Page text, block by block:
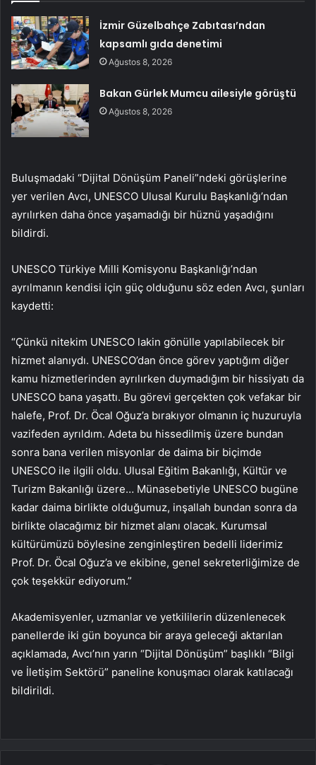
İzmir Güzelbahçe Zabıtası’ndan
kapsamlı gıda denetimi
Ağustos 8, 2026
Bakan Gürlek Mumcu ailesiyle görüştü
Ağustos 8, 2026
Buluşmadaki “Dijital Dönüşüm Paneli”ndeki görüşlerine
yer verilen Avcı, UNESCO Ulusal Kurulu Başkanlığı’ndan
ayrılırken daha önce yaşamadığı bir hüznü yaşadığını
bildirdi.
UNESCO Türkiye Milli Komisyonu Başkanlığı’ndan
ayrılmanın kendisi için güç olduğunu söz eden Avcı, şunları
kaydetti:
“Çünkü nitekim UNESCO lakin gönülle yapılabilecek bir
hizmet alanıydı. UNESCO’dan önce görev yaptığım diğer
kamu hizmetlerinden ayrılırken duymadığım bir hissiyatı da
UNESCO bana yaşattı. Bu görevi gerçekten çok vefakar bir
halefe, Prof. Dr. Öcal Oğuz’a bırakıyor olmanın iç huzuruyla
vazifeden ayrıldım. Adeta bu hissedilmiş üzere bundan
sonra bana verilen misyonlar de daima bir biçimde
UNESCO ile ilgili oldu. Ulusal Eğitim Bakanlığı, Kültür ve
Turizm Bakanlığı üzere… Münasebetiyle UNESCO bugüne
kadar daima birlikte olduğumuz, inşallah bundan sonra da
birlikte olacağımız bir hizmet alanı olacak. Kurumsal
kültürümüzü böylesine zenginleştiren bedelli liderimiz
Prof. Dr. Öcal Oğuz’a ve ekibine, genel sekreterliğimize de
çok teşekkür ediyorum.”
Akademisyenler, uzmanlar ve yetkililerin düzenlenecek
panellerde iki gün boyunca bir araya geleceği aktarılan
açıklamada, Avcı’nın yarın “Dijital Dönüşüm” başlıklı “Bilgi
ve İletişim Sektörü” paneline konuşmacı olarak katılacağı
bildirildi.